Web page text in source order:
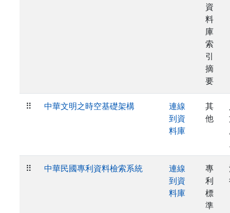
資
料
庫
索
引
摘
要
⠿ 中華文明之時空基礎架構
連線
到資
料庫
其
他
⠿ 中華民國專利資料檢索系統
連線
到資
料庫
專
利
標
準